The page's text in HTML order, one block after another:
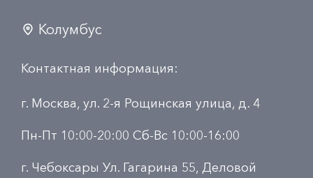
Колумбус
Контактная информация:
г. Москва, ул. 2-я Рощинская улица, д. 4
Пн-Пт 10:00-20:00 Сб-Вс 10:00-16:00
г. Чебоксары Ул. Гагарина 55, Деловой